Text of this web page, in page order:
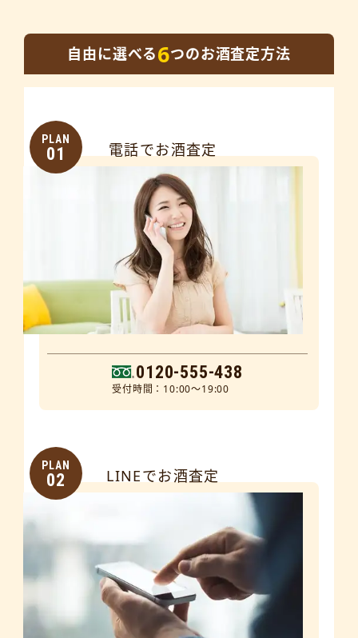
自由に選べる6つのお酒査定方法
PLAN
01 電話でお酒査定
0120-555-438
受付時間：10:00～19:00
PLAN
02 LINEでお酒査定